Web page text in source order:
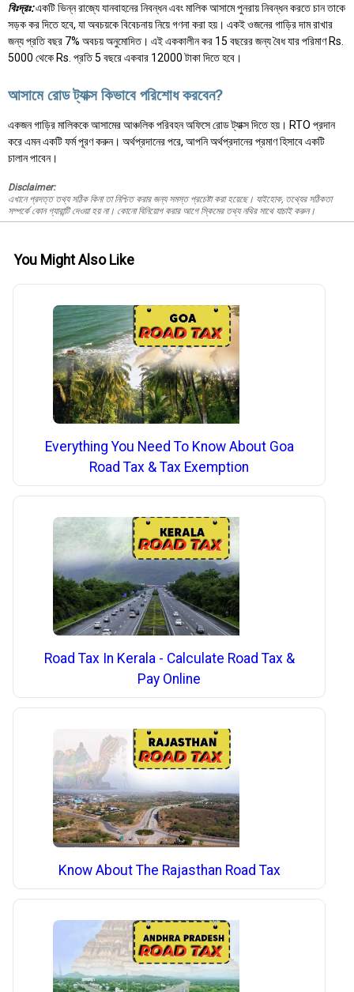
বিঃদ্রঃ:একটি ভিন্ন রাজ্যে যানবাহনের নিবন্ধন এবং মালিক আসামে পুনরায় নিবন্ধন করতে চান তাকে
সড়ক কর দিতে হবে, যা অবচয়কে বিবেচনায় নিয়ে গণনা করা হয়। একই ওজনের গাড়ির দাম রাখার
জন্য প্রতি বছর 7% অবচয় অনুমোদিত। এই এককালীন কর 15 বছরের জন্য বৈধ যার পরিমাণ Rs.
5000 থেকে Rs. প্রতি 5 বছরে একবার 12000 টাকা দিতে হবে।
আসামে রোড ট্যাক্স কিভাবে পরিশোধ করবেন?
একজন গাড়ির মালিককে আসামের আঞ্চলিক পরিবহন অফিসে রোড ট্যাক্স দিতে হয়। RTO প্রদান
করে এমন একটি ফর্ম পূরণ করুন। অর্থপ্রদানের পরে, আপনি অর্থপ্রদানের প্রমাণ হিসাবে একটি
চালান পাবেন।
Disclaimer:
এখানে প্রদত্ত তথ্য সঠিক কিনা তা নিশ্চিত করার জন্য সমস্ত প্রচেষ্টা করা হয়েছে। যাইহোক, তথ্যের সঠিকতা
সম্পর্কে কোন গ্যারান্টি দেওয়া হয় না। কোনো বিনিয়োগ করার আগে স্কিমের তথ্য নথির সাথে যাচাই করুন।
You Might Also Like
Everything You Need To Know About Goa
Road Tax & Tax Exemption
Road Tax In Kerala - Calculate Road Tax &
Pay Online
Know About The Rajasthan Road Tax